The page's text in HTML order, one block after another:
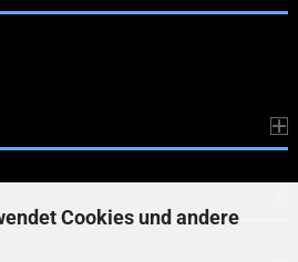
Cookies und andere